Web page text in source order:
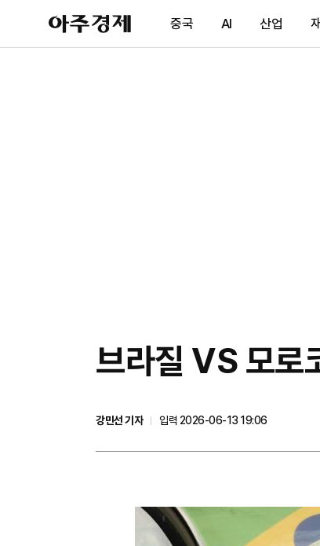
아
주
제
중국 AI 산업
브라질 VS 모로
강민선 기자
입력 2026-06-13 19:06